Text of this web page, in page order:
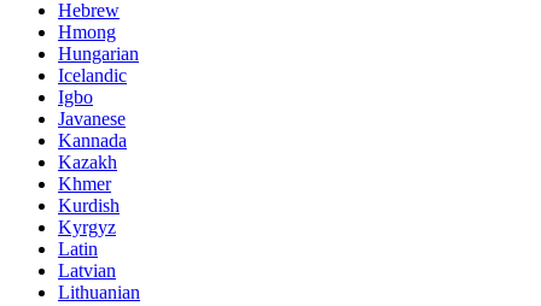
Hebrew
Hmong
Hungarian
Icelandic
Igbo
Javanese
Kannada
Kazakh
Khmer
Kurdish
Kyrgyz
Latin
Latvian
Lithuanian